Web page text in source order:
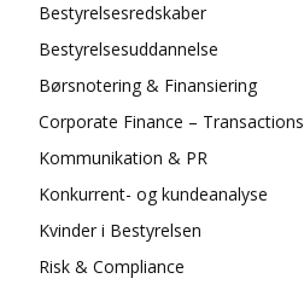
Bestyrelsesredskaber
Bestyrelsesuddannelse
Børsnotering & Finansiering
Corporate Finance – Transactions
Kommunikation & PR
Konkurrent- og kundeanalyse
Kvinder i Bestyrelsen
Risk & Compliance